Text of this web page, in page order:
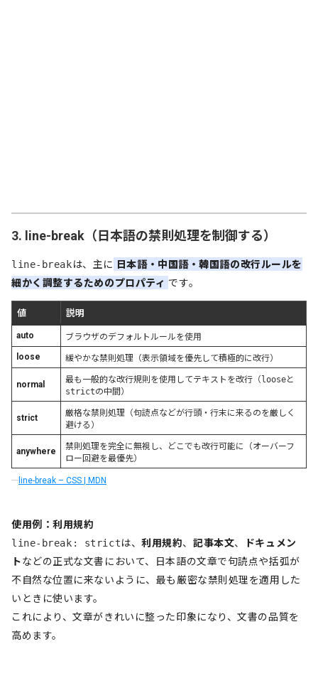
3. line-break（日本語の禁則処理を制御する）
line-breakは、主に
日本語・中国語・韓国語の改行ルールを
細かく調整するためのプロパティ です。
値 説明
auto
ブラウザのデフォルトルールを使用
loose
緩やかな禁則処理（表示領域を優先して積極的に改行）
normal 最も一般的な改行規則を使用してテキストを改行（looseと
strictの中間）
strict
厳格な禁則処理（句読点などが行頭・行末に来るのを厳しく
避ける）
anywhere
禁則処理を完全に無視し、どこでも改行可能に（オーバーフ
ロー回避を最優先）
line-break – CSS | MDN
使用例：利用規約
line-break: strictは、利用規約、記事本文、
ドキュメン
トなどの正式な文書において、日本語の文章で句読点や括弧が
不自然な位置に来ないように、最も厳密な禁則処理を適用した
いときに使います。
これにより、文章がきれいに整った印象になり、文書の品質を
高めます。